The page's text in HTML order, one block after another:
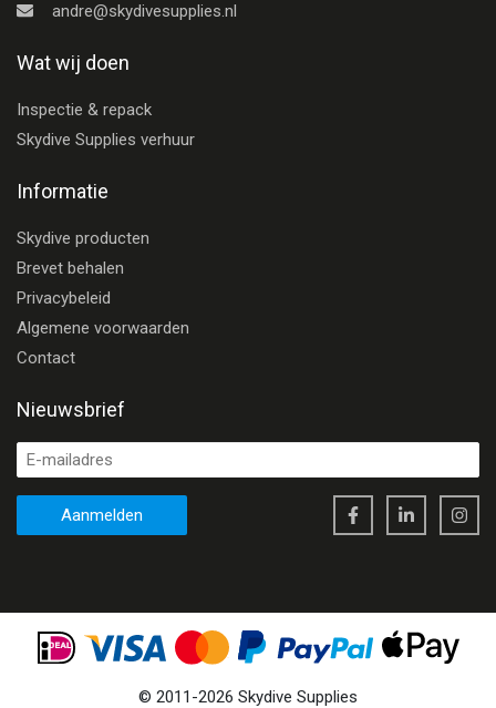
andre@skydivesupplies.nl
Wat wij doen
Inspectie & repack
Skydive Supplies verhuur
Informatie
Skydive producten
Brevet behalen
Privacybeleid
Algemene voorwaarden
Contact
Nieuwsbrief
Aanmelden
© 2011 -2026 Skydive Supplies